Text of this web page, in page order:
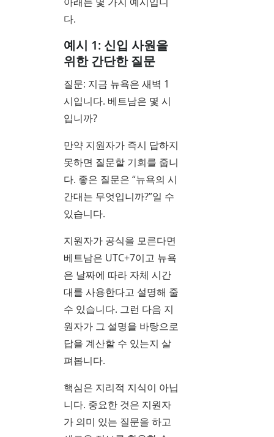
다.
예시 1: 신입 사원을
위한 간단한 질문
질문: 지금 뉴욕은 새벽 1
시입니다. 베트남은 몇 시
입니까?
만약 지원자가 즉시 답하지
못하면 질문할 기회를 줍니
다. 좋은 질문은 “뉴욕의 시
간대는 무엇입니까?”일 수
있습니다.
지원자가 공식을 모른다면
베트남은 UTC+7이고 뉴욕
은 날짜에 따라 자체 시간
대를 사용한다고 설명해 줄
수 있습니다. 그런 다음 지
원자가 그 설명을 바탕으로
답을 계산할 수 있는지 살
펴봅니다.
핵심은 지리적 지식이 아닙
니다. 중요한 것은 지원자
가 의미 있는 질문을 하고